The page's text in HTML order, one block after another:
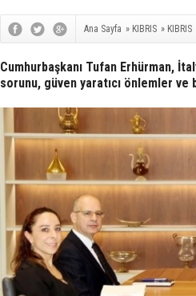
Ana Sayfa » KIBRIS » KIBRIS
Cumhurbaşkanı Tufan Erhürman,
sorunu, güven yaratıcı önlemler